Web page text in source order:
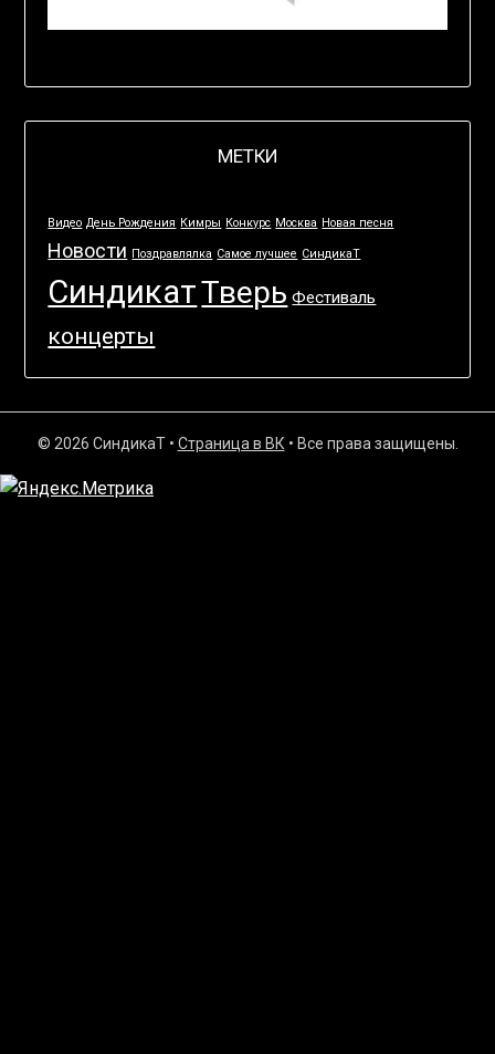
МЕТКИ
Видео День Рождения Кимры Конкурс Москва Новая песня
Новости Поздравлялка Самое лучшее СиндикаТ
СиндикатТверь Фестиваль
концерты
© 2026 СиндикаТ • Страница в ВК• Все права защищены.